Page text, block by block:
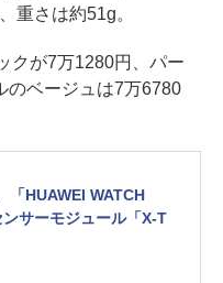
重さは約51g。
クが7万1280円、パー
のベージュは7万6780
「HUAWEI WATCH
サーモジュール「X-T